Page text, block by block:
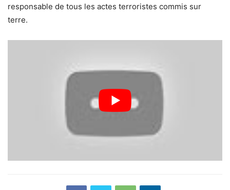
responsable de tous les actes terroristes commis sur
terre.